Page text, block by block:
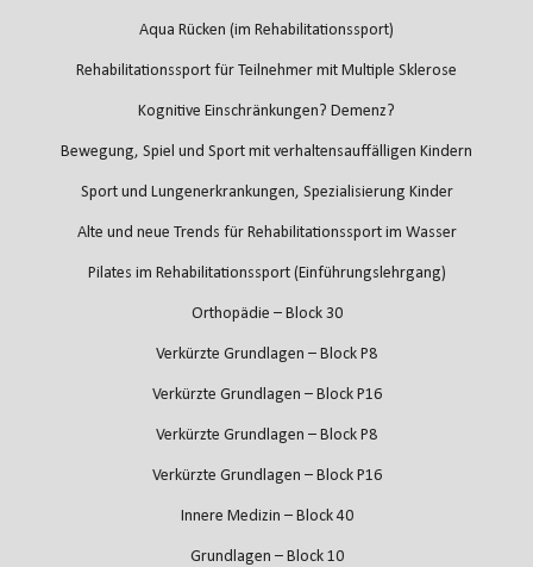
Aqua Rücken (im Rehabilitationssport)
Rehabilitationssport für Teilnehmer mit Multiple Sklerose
Kognitive Einschränkungen? Demenz?
Bewegung, Spiel und Sport mit verhaltensauffälligen Kindern
Sport und Lungenerkrankungen, Spezialisierung Kinder
Alte und neue Trends für Rehabilitationssport im Wasser
Pilates im Rehabilitationssport (Einführungslehrgang)
Orthopädie – Block 30
Verkürzte Grundlagen – Block P8
Verkürzte Grundlagen – Block P16
Verkürzte Grundlagen – Block P8
Verkürzte Grundlagen – Block P16
Innere Medizin – Block 40
Grundlagen – Block 10